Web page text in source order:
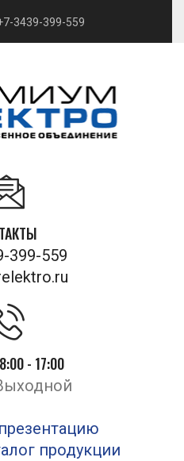
3439-399-559
399-559
- 17:00
продукции